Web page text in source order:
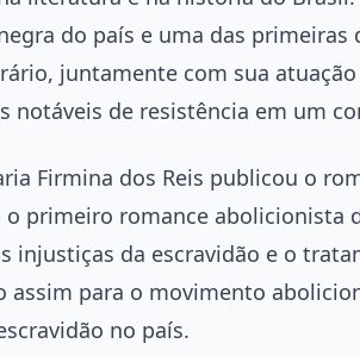
do país e uma das
juntamente com sua
notáveis de resistência em um
Firmina dos Reis publicou o
o primeiro romance abolicionista
injustiças da escravidão e o
assim para o movimento
no país.